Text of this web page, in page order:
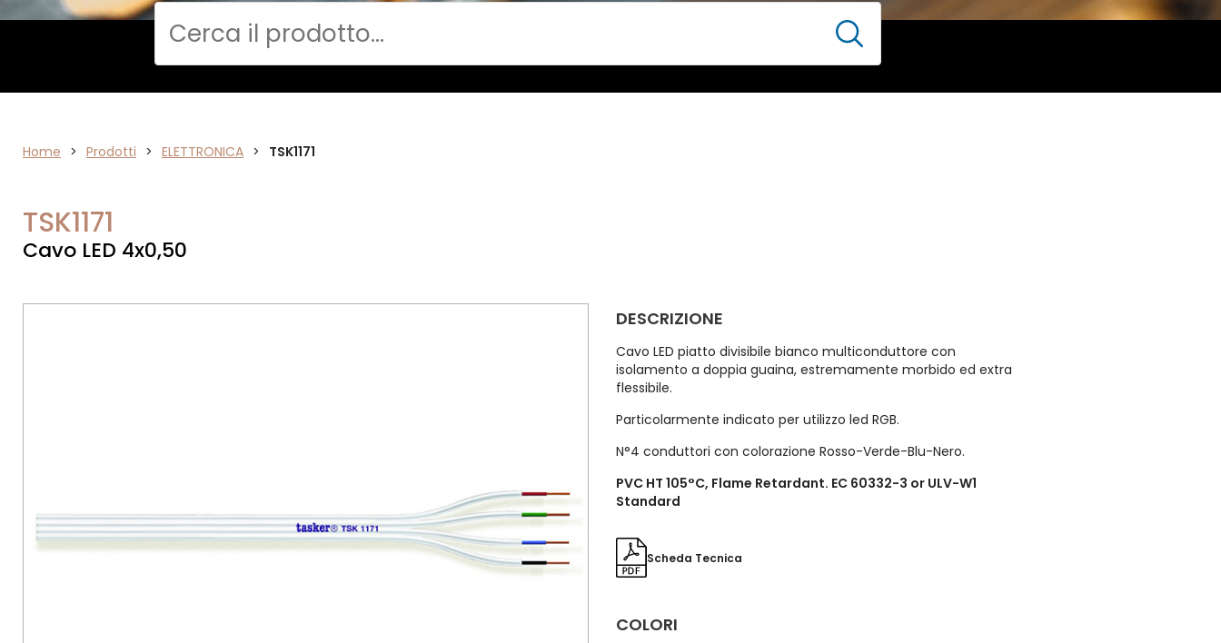
ELETTRONICA
Cerca
Home > Prodotti > ELETTRONICA > TSK1171
TSK1171
Cavo LED 4x0,50
DESCRIZIONE
Cavo LED piatto divisibile bianco multiconduttore con
isolamento a doppia guaina, estremamente morbido ed extra
flessibile.
Particolarmente indicato per utilizzo led RGB.
N°4 conduttori con colorazione Rosso-Verde-Blu-Nero.
PVC HT 105°C, Flame Retardant. EC 60332-3 or ULV-W1
Standard
Scheda Tecnica
COLORI